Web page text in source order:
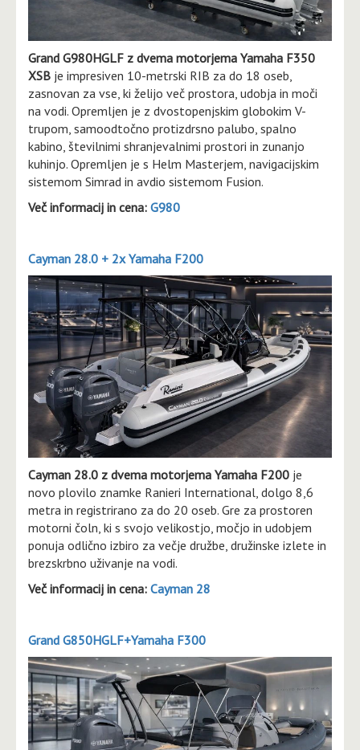
Grand G980HGLF z dvema motorjema Yamaha F350
XSB je impresiven 10-metrski RIB za do 18 oseb,
zasnovan za vse, ki želijo več prostora, udobja in moči
na vodi. Opremljen je z dvostopenjskim globokim V-
trupom, samoodtočno protizdrsno palubo, spalno
kabino, številnimi shranjevalnimi prostori in zunanjo
kuhinjo. Opremljen je s Helm Masterjem, navigacijskim
sistemom Simrad in avdio sistemom Fusion.
Več informacij in cena: G980
Cayman 28.0 + 2x Yamaha F200
Cayman 28.0 z dvema motorjema Yamaha F200 je
novo plovilo znamke Ranieri International, dolgo 8,6
metra in registrirano za do 20 oseb. Gre za prostoren
motorni čoln, ki s svojo velikostjo, močjo in udobjem
ponuja odlično izbiro za večje družbe, družinske izlete in
brezskrbno uživanje na vodi.
Več informacij in cena: Cayman 28
Grand G850HGLF+Yamaha F300